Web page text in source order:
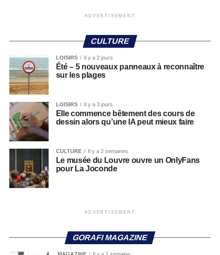
ADVERTISEMENT
CULTURE
LOISIRS Il y a 2 jours
Été – 5 nouveaux panneaux à reconnaître
sur les plages
LOISIRS Il y a 3 jours
Elle commence bêtement des cours de
dessin alors qu’une IA peut mieux faire
CULTURE Il y a 2 semaines
Le musée du Louvre ouvre un OnlyFans
pour La Joconde
ADVERTISEMENT
GORAFI MAGAZINE